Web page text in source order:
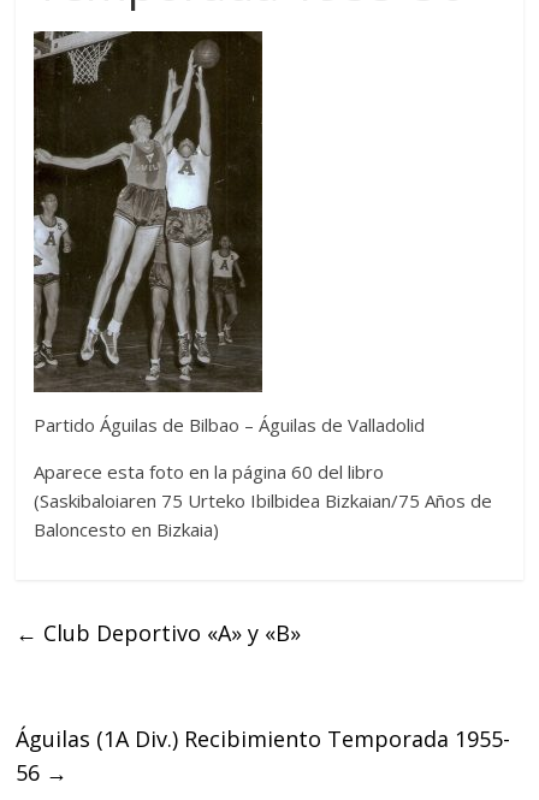
Partido Águilas de Bilbao – Águilas de Valladolid
Aparece esta foto en la página 60 del libro
(Saskibaloiaren 75 Urteko Ibilbidea Bizkaian/75 Años de
Baloncesto en Bizkaia)
← Club Deportivo «A» y «B»
Águilas (1A Div.) Recibimiento Temporada 1955-
56 →